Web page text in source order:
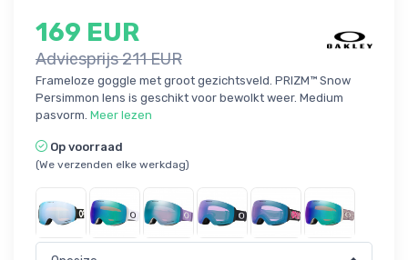
169 EUR
Adviesprijs 211 EUR
Frameloze goggle met groot gezichtsveld. PRIZM™ Snow
Persimmon lens is geschikt voor bewolkt weer. Medium
pasvorm. Meer lezen
Op voorraad
(We verzenden elke werkdag)